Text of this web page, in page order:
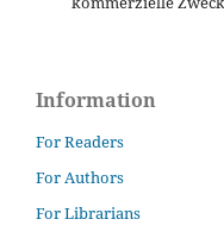
Information
For Readers
For Authors
For Librarians